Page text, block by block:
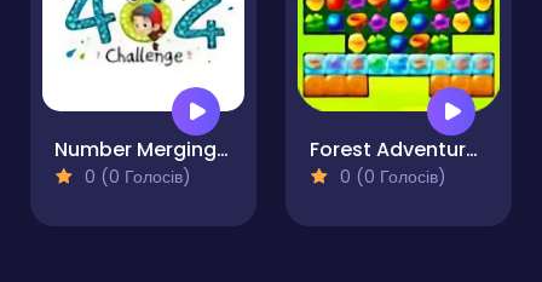
Number Merging Challenge
0 (0 Голосів)
Forest Adventure Match 3
0 (0 Голосів)